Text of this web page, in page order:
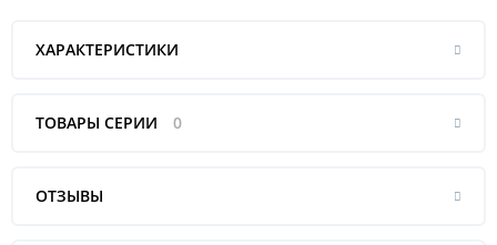
ХАРАКТЕРИСТИКИ
ТОВАРЫ СЕРИИ 0
ОТЗЫВЫ